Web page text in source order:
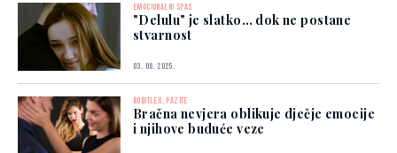
EMOCIONALNI SPAS
"Delulu" je slatko… dok ne postane
stvarnost
03. 06. 2025.
RODITLEJI, PAZITE
Bračna nevjera oblikuje dječje emocije
i njihove buduće veze